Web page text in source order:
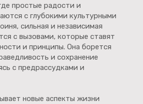
простые радости и
с глубокими культурными
сильная и независимая
с вызовами, которые ставят
и принципы. Она борется
и сохранение
с предрассудками и
новые аспекты жизни